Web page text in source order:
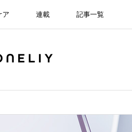
ア 連載 記事一覧